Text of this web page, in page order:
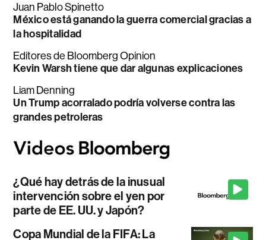
Juan Pablo Spinetto
México está ganando la guerra comercial gracias a
la hospitalidad
Editores de Bloomberg Opinion
Kevin Warsh tiene que dar algunas explicaciones
Liam Denning
Un Trump acorralado podría volverse contra las
grandes petroleras
¿Qué hay detrás de la inusual
intervención sobre el yen por
parte de EE. UU. y Japón?
Copa Mundial de la FIFA: La